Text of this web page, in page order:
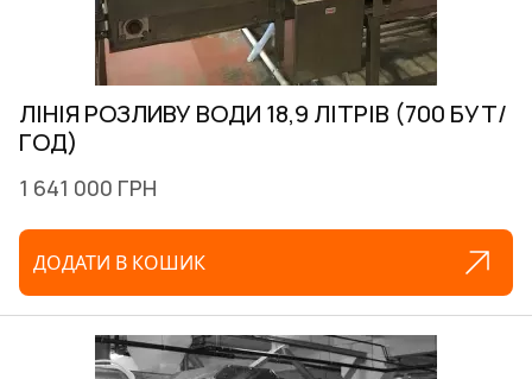
ЛІНІЯ РОЗЛИВУ ВОДИ 18,9 ЛІТРІВ (700 БУТ/
ГОД)
1 641 000 ГРН
ДОДАТИ В КОШИК